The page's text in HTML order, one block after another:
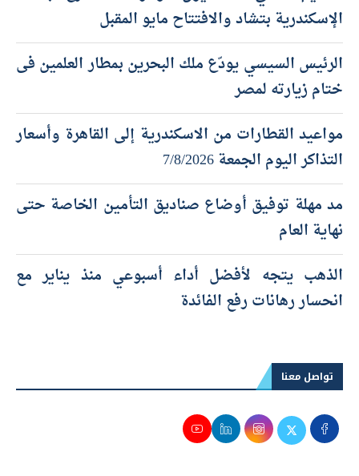
الإسكندرية بتشاد والافتتاح مايو المقبل
الرئيس السيسي يودّع ملك البحرين بمطار العلمين فى
ختام زيارته لمصر
مواعيد القطارات من الاسكندرية إلى القاهرة وأسعار
التذاكر اليوم الجمعة 7/8/2026
مد مهلة توفيق أوضاع صناديق التأمين الخاصة حتى
نهاية العام
الذهب يتجه لأفضل أداء أسبوعي منذ يناير مع
انحسار رهانات رفع الفائدة
تواصل معنا